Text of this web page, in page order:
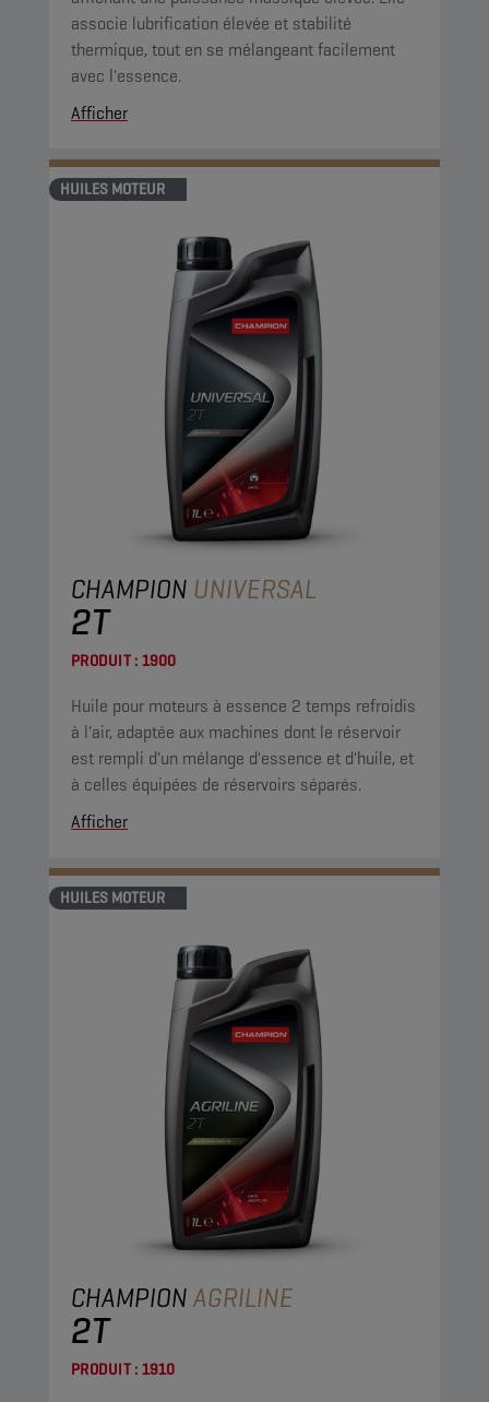
associe lubrification élevée et stabilité
thermique, tout en se mélangeant facilement
avec l'essence.
Afficher
HUILES MOTEUR
CHAMPION UNIVERSAL
2T
PRODUIT : 1900
Huile pour moteurs à essence 2 temps refroidis
à l'air, adaptée aux machines dont le réservoir
est rempli d'un mélange d'essence et d'huile, et
à celles équipées de réservoirs séparés.
Afficher
HUILES MOTEUR
CHAMPIONAGRILINE
2T
PRODUIT : 1910